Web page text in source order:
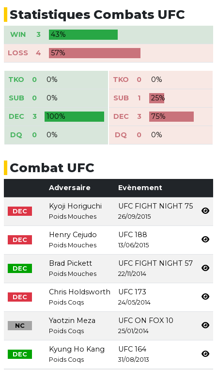
Statistiques Combats UFC
WIN 3 43%
LOSS 4 57%
TKO 0 0%
SUB 0 0%
DEC 3 100%
DQ 0 0%
TKO 0 0%
SUB 1 25%
DEC 3 75%
DQ 0 0%
Combat UFC
Adversaire Evènement
DEC
Kyoji Horiguchi
Poids Mouches
UFC FIGHT NIGHT 75
26/09/2015
DEC
Henry Cejudo
Poids Mouches
UFC 188
13/06/2015
DEC
Brad Pickett
Poids Mouches
UFC FIGHT NIGHT 57
22/11/2014
DEC
Chris Holdsworth
Poids Coqs
UFC 173
24/05/2014
NC
Yaotzin Meza
Poids Coqs
UFC ON FOX 10
25/01/2014
DEC
Kyung Ho Kang
Poids Coqs
UFC 164
31/08/2013